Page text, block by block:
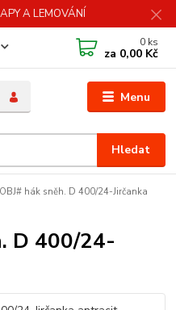
A LEMOVÁNÍ
Menu
Hledat
0 ks
za 0,00 Kč
hák sněh. D 400/24-Jirčanka
D 400/24-